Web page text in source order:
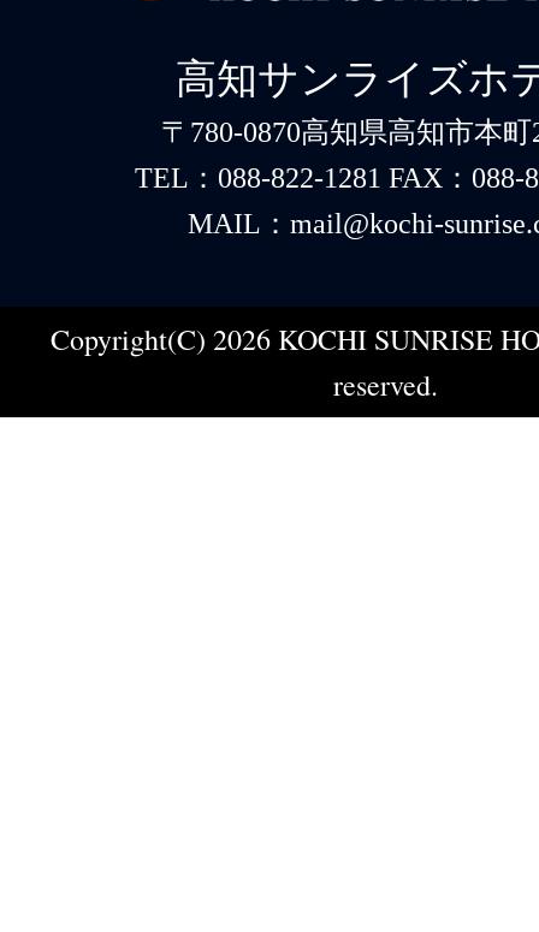
高知サンライズホ
〒780-0870高知県高知市本町
TEL：088-822-1281 FAX：088-
MAIL：mail@kochi-
Copyright(C) 2026 KOCHI SUNRISE
reserved.